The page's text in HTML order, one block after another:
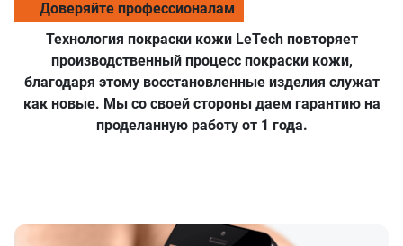
Доверяйте профессионалам
Технология покраски кожи LeTech повторяет
производственный процесс покраски кожи,
благодаря этому восстановленные изделия служат
как новые. Мы со своей стороны даем гарантию на
проделанную работу от 1 года.